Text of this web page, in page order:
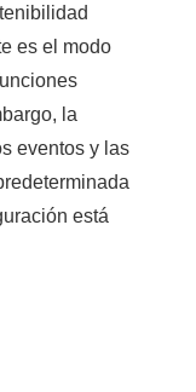
es el modo
la
eventos y las
está